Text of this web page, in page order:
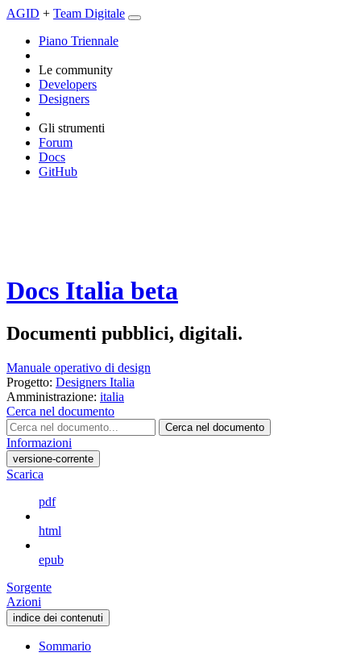
AGID + Team Digitale
Piano Triennale
Le community
Developers
Designers
Gli strumenti
Forum
Docs
GitHub
Docs Italia beta
Documenti pubblici, digitali.
Manuale operativo di design
Progetto: Designers Italia
Amministrazione: italia
Cerca nel documento
Cerca nel documento
Informazioni
versione-corrente
Scarica
pdf
html
epub
Sorgente
Azioni
indice dei contenuti
Sommario